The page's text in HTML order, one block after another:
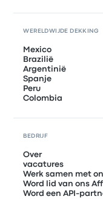
WERELDWIJDE DEKKING
Mexico
Brazilië
Argentinië
Spanje
Peru
Colombia
BEDRIJF
Over
vacatures
Werk samen met
Word lid van ons
Word een API-